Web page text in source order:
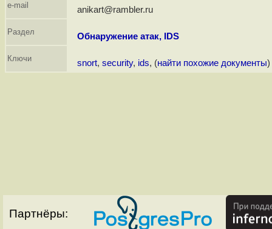
e-mail anikart@rambler.ru
Раздел Обнаружение атак, IDS
Ключи snort, security, ids, (найти похожие документы)
Партнёры: